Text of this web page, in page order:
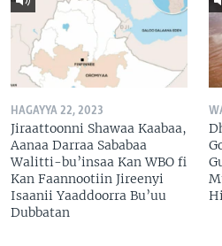
HAGAYYA 22, 2023
Jiraattoonni Shawaa Kaabaa,
Aanaa Darraa Sababaa
Walitti-bu’insaa Kan WBO fi
Kan Faannootiin Jireenyi
Isaanii Yaaddoorra Bu’uu
Dubbatan